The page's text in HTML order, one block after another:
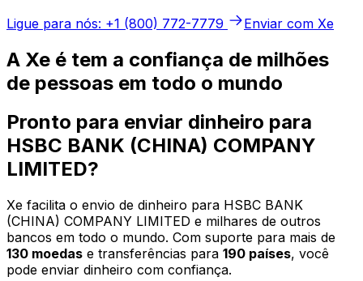
Ligue para nós: +1 (800) 772-7779
Enviar com Xe
A Xe é tem a confiança de milhões
de pessoas em todo o mundo
Pronto para enviar dinheiro para
HSBC BANK (CHINA) COMPANY
LIMITED?
Xe facilita o envio de dinheiro para HSBC BANK
(CHINA) COMPANY LIMITED e milhares de outros
bancos em todo o mundo. Com suporte para mais de
130 moedas e transferências para 190 países, você
pode enviar dinheiro com confiança.